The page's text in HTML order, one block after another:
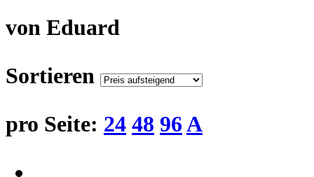
von Eduard
Sortieren
pro Seite: 24 48 96A